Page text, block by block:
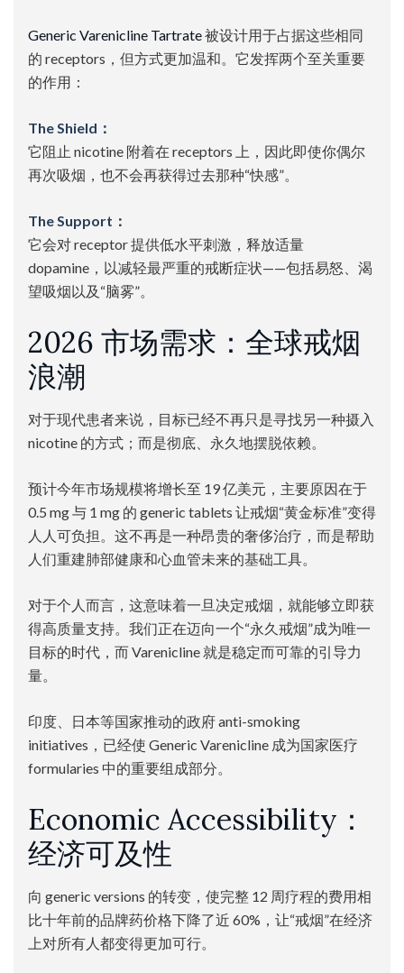
Generic Varenicline Tartrate被设计用于占据这些相同
的 receptors，但方式更加温和。它发挥两个至关重要
的作用：
The Shield：
它阻止 nicotine 附着在 receptors 上，因此即使你偶尔
再次吸烟，也不会再获得过去那种“快感”。
The Support：
它会对 receptor 提供低水平刺激，释放适量
dopamine，以减轻最严重的戒断症状——包括易怒、渴
望吸烟以及“脑雾”。
2026 市场需求：全球戒烟
浪潮
对于现代患者来说，目标已经不再只是寻找另一种摄入
nicotine 的方式；而是彻底、永久地摆脱依赖。
预计今年市场规模将增长至 19 亿美元，主要原因在于
0.5 mg 与 1 mg 的 generic tablets 让戒烟“黄金标准”变得
人人可负担。这不再是一种昂贵的奢侈治疗，而是帮助
人们重建肺部健康和心血管未来的基础工具。
对于个人而言，这意味着一旦决定戒烟，就能够立即获
得高质量支持。我们正在迈向一个“永久戒烟”成为唯一
目标的时代，而 Varenicline 就是稳定而可靠的引导力
量。
印度、日本等国家推动的政府 anti-smoking
initiatives，已经使 Generic Varenicline 成为国家医疗
formularies 中的重要组成部分。
Economic Accessibility：
经济可及性
向 generic versions 的转变，使完整 12 周疗程的费用相
比十年前的品牌药价格下降了近 60%，让“戒烟”在经济
上对所有人都变得更加可行。